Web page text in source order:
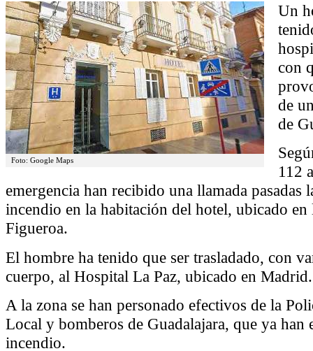
Foto: Google Maps
Un
con
de
de
112
emergencia han recibido una llamada pasadas
incendio en la habitación del hotel, ubicado en
Figueroa.
El hombre ha tenido que ser trasladado, con
cuerpo, al Hospital La Paz, ubicado en Madrid.
A la zona se han personado efectivos de la
Local y bomberos de Guadalajara, que ya han
incendio.